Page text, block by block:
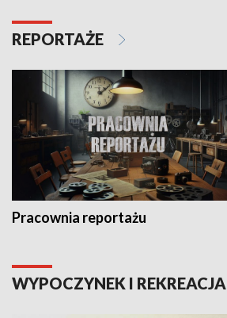
REPORTAŻE
Pracownia reportażu
WYPOCZYNEK I REKREACJA